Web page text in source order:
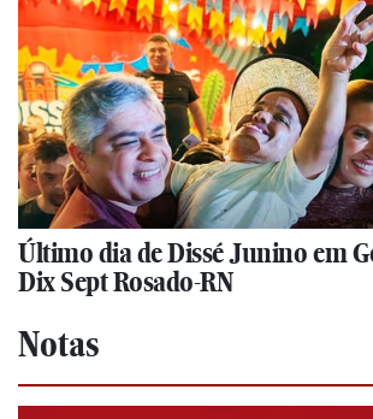
Último dia de Dissé Junino em
Dix Sept Rosado-RN
Notas